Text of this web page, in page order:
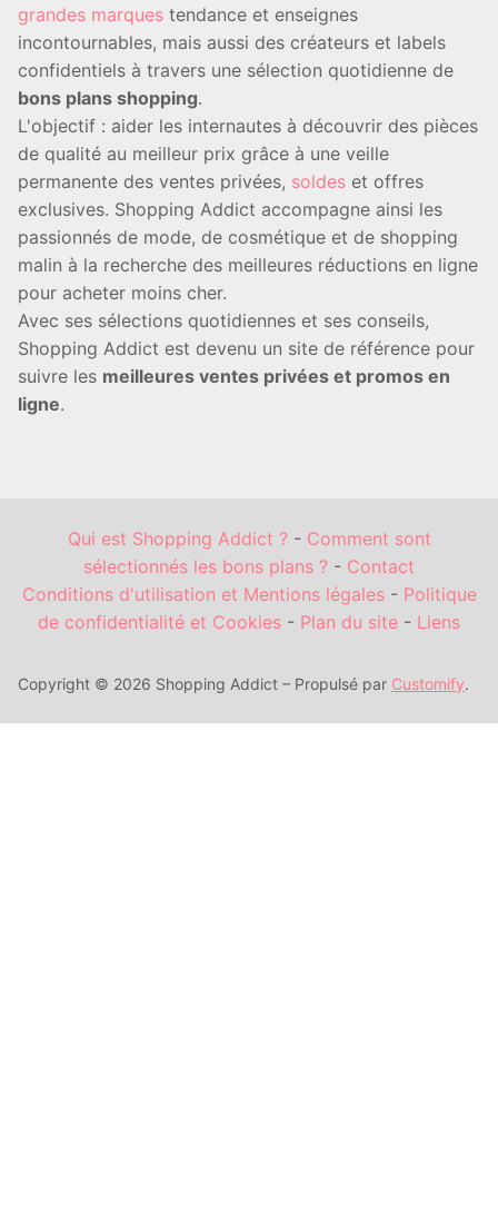
grandes marques tendance et enseignes
incontournables, mais aussi des créateurs et labels
confidentiels à travers une sélection quotidienne de
bons plans shopping.
L'objectif : aider les internautes à découvrir des pièces
de qualité au meilleur prix grâce à une veille
permanente des ventes privées, soldes et offres
exclusives. Shopping Addict accompagne ainsi les
passionnés de mode, de cosmétique et de shopping
malin à la recherche des meilleures réductions en ligne
pour acheter moins cher.
Avec ses sélections quotidiennes et ses conseils,
Shopping Addict est devenu un site de référence pour
suivre les meilleures ventes privées et promos en
ligne.
Qui est Shopping Addict ?- Comment sont
sélectionnés les bons plans ? - Contact
Conditions d'utilisation et Mentions légales- Politique
de confidentialité et Cookies - Plan du site - Liens
Copyright © 2026 Shopping Addict – Propulsé par Customify.